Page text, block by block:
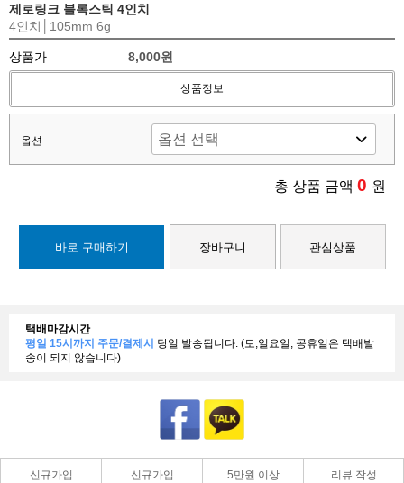
제로링크 블록스틱 4인치
4인치│105mm 6g
상품가 8,000원
상품정보
옵션
총 상품 금액 0 원
바로 구매하기 장바구니 관심상품
택배마감시간
평일 15시까지 주문/결제시 당일 발송됩니다. (토,일요일, 공휴일은 택배발
송이 되지 않습니다)
신규가입
신규가입
5만원 이상
리뷰 작성